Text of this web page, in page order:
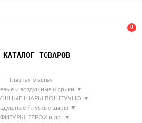
0
КАТАЛОГ ТОВАРОВ
Главная Главная
и воздушные шарики ▼
ШАРЫ ПОШТУЧНО ▼
/ пустые шары ▼
ФИГУРЫ, ГЕРОИ и др.
▼